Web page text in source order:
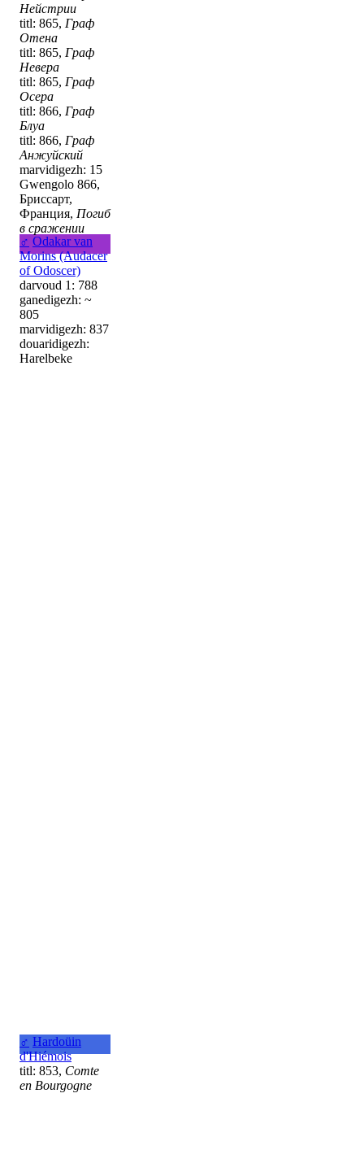
Нейстрии
titl: 865, Граф
Отена
titl: 865, Граф
Невера
titl: 865, Граф
Осера
titl: 866, Граф
Блуа
titl: 866, Граф
Анжуйский
marvidigezh: 15
Gwengolo 866,
Бриссарт,
Франция, Погиб
в сражении
♂ Odakar van
Morins (Audacer
of Odoscer)
darvoud 1: 788
ganedigezh: ~
805
marvidigezh: 837
douaridigezh:
Harelbeke
♂ Hardoüin
d'Hiémois
titl: 853, Comte
en Bourgogne